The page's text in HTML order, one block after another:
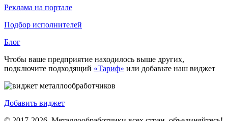
Реклама на портале
Подбор исполнителей
Блог
Чтобы ваше предприятие находилось выше других,
подключите подходящий «Тариф» или добавьте наш виджет
Добавить виджет